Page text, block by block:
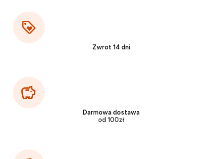
Zwrot 14 dni
Darmowa dostawa
od 100zł